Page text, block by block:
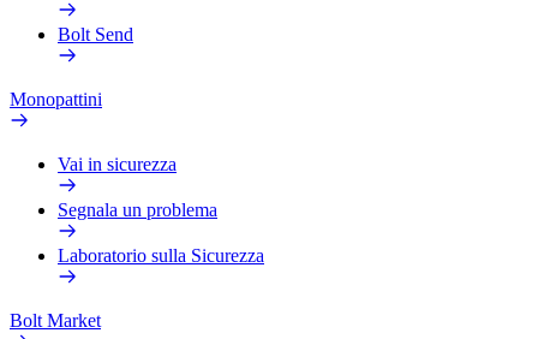
Bolt Send
Monopattini
Vai in sicurezza
Segnala un problema
Laboratorio sulla Sicurezza
Bolt Market